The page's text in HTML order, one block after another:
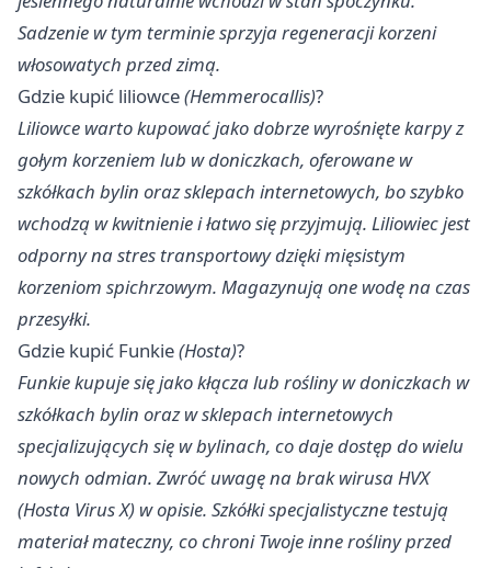
Sadzenie w tym terminie sprzyja regeneracji korzeni
włosowatych przed zimą.
Gdzie kupić liliowce(Hemmerocallis)?
Liliowce warto kupować jako dobrze wyrośnięte karpy z
gołym korzeniem lub w doniczkach, oferowane w
szkółkach bylin oraz sklepach internetowych, bo szybko
wchodzą w kwitnienie i łatwo się przyjmują. Liliowiec jest
odporny na stres transportowy dzięki mięsistym
korzeniom spichrzowym. Magazynują one wodę na czas
przesyłki.
Gdzie kupić Funkie(Hosta)?
Funkie kupuje się jako kłącza lub rośliny w doniczkach w
szkółkach bylin oraz w sklepach internetowych
specjalizujących się w bylinach, co daje dostęp do wielu
nowych odmian. Zwróć uwagę na brak wirusa HVX
(Hosta Virus X) w opisie. Szkółki specjalistyczne testują
materiał mateczny, co chroni Twoje inne rośliny przed